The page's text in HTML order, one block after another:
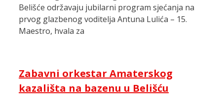
Belišće održavaju jubilarni program sjećanja na
prvog glazbenog voditelja Antuna Lulića – 15.
Maestro, hvala za
Zabavni orkestar Amaterskog
kazališta na bazenu u Belišću